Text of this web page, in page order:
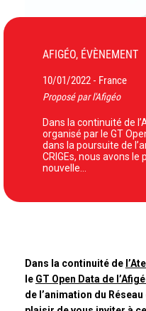
AFIGÉO, ÉVÈNEMENT
10/01/2022 - France
Proposé par l'Afigéo
Dans la continuité de
organisé par le GT
dans la poursuite de
CRIGEs, nous avons
nouvelle…
Dans la continuité de
le GT Open Data de
de l’animation du